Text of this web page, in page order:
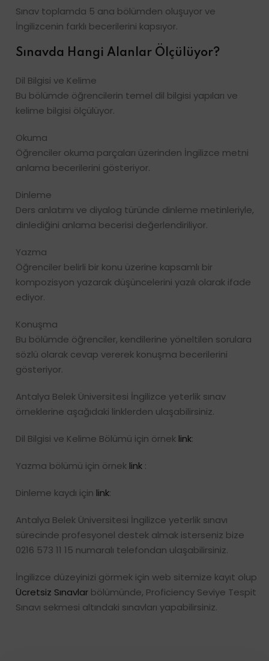
Sınav toplamda 5 ana bölümden oluşuyor ve
İngilizcenin farklı becerilerini kapsıyor.
Sınavda Hangi Alanlar Ölçülüyor?
Dil Bilgisi ve Kelime
Bu bölümde öğrencilerin temel dil bilgisi yapıları ve
kelime bilgisi ölçülüyor.
Okuma
Öğrenciler okuma parçaları üzerinden İngilizce metni
anlama becerilerini gösteriyor.
Dinleme
Ders anlatımı ve diyalog türünde dinleme metinleriyle,
dinlediğini anlama becerisi değerlendiriliyor.
Yazma
Öğrenciler belirli bir konu üzerine kapsamlı bir
kompozisyon yazarak düşüncelerini yazılı olarak ifade
ediyor.
Konuşma
Bu bölümde öğrenciler, kendilerine yöneltilen sorulara
sözlü olarak cevap vererek konuşma becerilerini
gösteriyor.
Antalya Belek Üniversitesi İngilizce yeterlik sınav
örneklerine aşağıdaki linklerden ulaşabilirsiniz.
Dil Bilgisi ve Kelime Bölümü için örnek link:
Yazma bölümü için örnek link :
Dinleme kaydı için link:
Antalya Belek Üniversitesi İngilizce yeterlik sınavı
sürecinde profesyonel destek almak isterseniz bize
0216 573 11 15 numaralı telefondan ulaşabilirsiniz.
İngilizce düzeyinizi görmek için web sitemize kayıt olup
Ücretsiz Sınavlar bölümünde, Proficiency Seviye Tespit
Sınavı sekmesi altındaki sınavları yapabilirsiniz.